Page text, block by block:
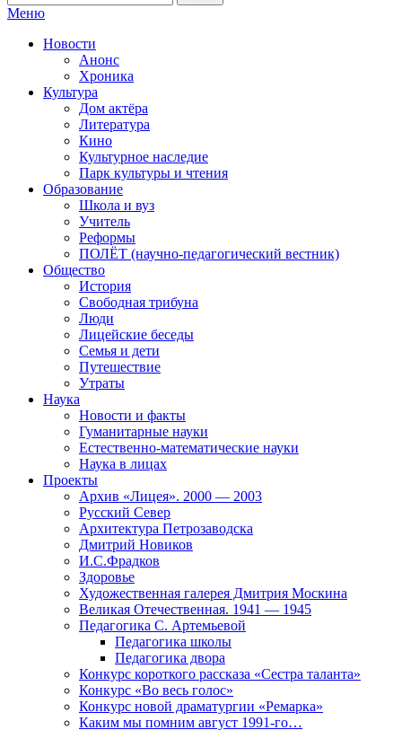
Меню
Новости
Анонс
Хроника
Культура
Дом актёра
Литература
Кино
Культурное наследие
Парк культуры и чтения
Образование
Школа и вуз
Учитель
Реформы
ПОЛЁТ (научно-педагогический вестник)
Общество
История
Свободная трибуна
Люди
Лицейские беседы
Семья и дети
Путешествие
Утраты
Наука
Новости и факты
Гуманитарные науки
Естественно-математические науки
Наука в лицах
Проекты
Архив «Лицея». 2000 — 2003
Русский Север
Архитектура Петрозаводска
Дмитрий Новиков
И.С.Фрадков
Здоровье
Художественная галерея Дмитрия Москина
Великая Отечественная. 1941 — 1945
Педагогика С. Артемьевой
Педагогика школы
Педагогика двора
Конкурс короткого рассказа «Сестра таланта»
Конкурс «Во весь голос»
Конкурс новой драматургии «Ремарка»
Каким мы помним август 1991-го…